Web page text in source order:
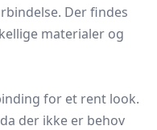
Der findes
materialer og
for et rent look.
der ikke er behov